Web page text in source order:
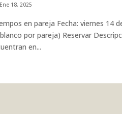
Ene 18, 2025
en pareja Fecha: viernes 14
por pareja) Reservar
en...